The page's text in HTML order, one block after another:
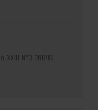
XXIII Nº3 28040